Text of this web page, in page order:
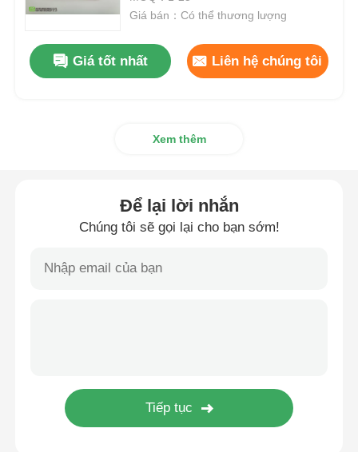
MSM bán buôn
MSM Glucosamin Chondroitin
tinh thể MSM tinh khiết
Giá bán：Có thể thương lượng
Giá tốt nhất Liên hệ chúng tôi
Xem thêm
Để lại lời nhắn
Chúng tôi sẽ gọi lại cho bạn sớm!